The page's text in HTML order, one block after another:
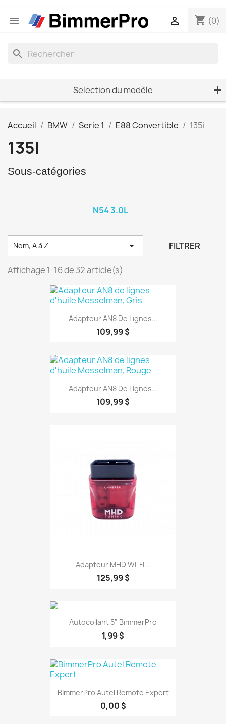
 shopping_cart (0)

search
Selection du modèle
Accueil BMW Serie 1 E88 Convertible 135i
135I
Sous-catégories
N54 3.0L
Nom, A à Z  FILTRER
Affichage 1-16 de 32 article(s)
Adapteur AN8 De Lignes...
109,99 $
Adapteur AN8 De Lignes...
109,99 $
Adapteur MHD Wi-Fi...
125,99 $
Autocollant 5" BimmerPro
1,99 $
BimmerPro Autel Remote Expert
0,00 $